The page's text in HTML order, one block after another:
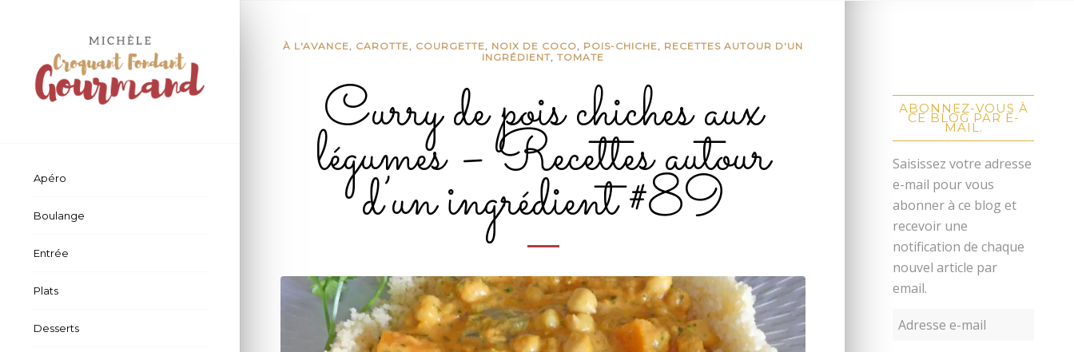
Apéro
Boulange
Entrée
Plats
Desserts
À L'AVANCE, CAROTTE, COURGETTE, NOIX DE COCO, POIS-CHICHE, RECETTES AUTOUR D'UN
INGRÉDIENT,TOMATE
Curry de pois chiches aux
légumes – Recettes autour
d’un ingrédient #89
ABONNEZ-VOUS À
CE BLOG PAR E-
MAIL.
Saisissez votre adresse
e-mail pour vous
abonner à ce blog et
recevoir une
notification de chaque
nouvel article par
email.